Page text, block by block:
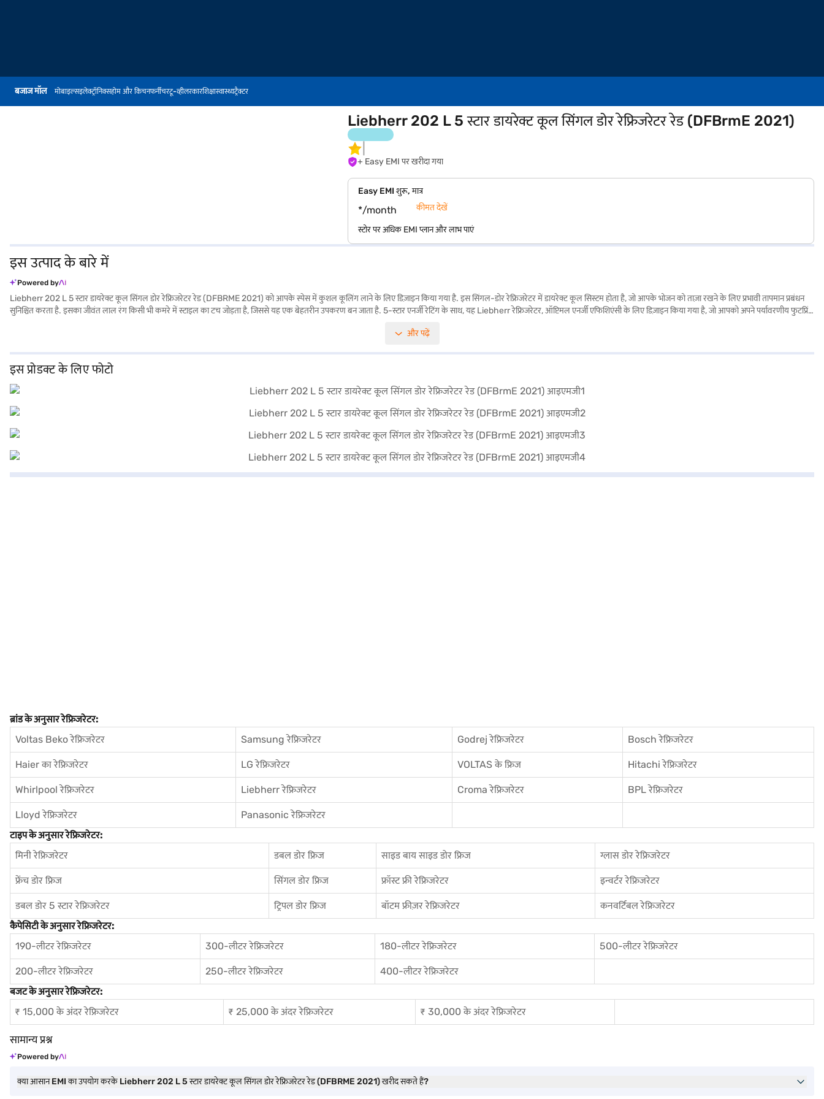
बजाज मॉल मोबाइल्सइलेक्ट्रॉनिक्सहोम और किचनफर्नीचरटू-व्हीलरकारशिक्षास्वास्थ्यट्रैक्टर
Liebherr 202 L 5 स्टार डायरेक्ट कूल सिंगल डोर रेफ्रिजरेटर रेड (DFBrmE 2021)
+ Easy EMI पर खरीदा गया
Easy EMI शुरू, मात्र
*/month कीमत देखें
स्टोर पर अधिक EMI प्लान और लाभ पाएं
इस उत्पाद के बारे में
Powered by
Liebherr 202 L 5 स्टार डायरेक्ट कूल सिंगल डोर रेफ्रिजरेटर रेड (DFBRME 2021) को आपके स्पेस में कुशल कूलिंग लाने के लिए डिज़ाइन किया गया है. इस सिंगल-डोर रेफ्रिजरेटर में डायरेक्ट कूल सिस्टम होता है, जो आपके भोजन को ताज़ा रखने के लिए प्रभावी तापमान प्रबंधन
सुनिश्चित करता है. इसका जीवंत लाल रंग किसी भी कमरे में स्टाइल का टच जोड़ता है, जिससे यह एक बेहतरीन उपकरण बन जाता है. 5-स्टार एनर्जी रेटिंग के साथ, यह Liebherr रेफ्रिजरेटर, ऑप्टिमल एनर्जी एफिशिएंसी के लिए डिज़ाइन किया गया है, जो आपको अपने पर्यावरणीय फुटप्रिंट
देती है. चाहे आप अपने मौजूदा रेफ्रिजरेटर को अपग्रेड करना चाहते हों या नए स्थान के लिए विश्वसनीय कूलिंग सॉल्यूशन की आवश्यकता हो, Liebherr 202 L रेफ्रिजरेटर, परफॉर्मेंस और स्टाइल का बेहतरीन मिश्रण प्रदान करता है. Liebherr 202 L 5 स्टार डायरेक्ट कूल सिंगल डोर
और पढ़ें
इस प्रोडक्ट के लिए फोटो
ब्रांड के अनुसार रेफ्रिजरेटर:
Voltas Beko रेफ्रिजरेटर
Samsung रेफ्रिजरेटर Godrej रेफ्रिजरेटर Bosch रेफ्रिजरेटर
Haier का रेफ्रिजरेटर LG रेफ्रिजरेटर VOLTAS के फ्रिज Hitachi रेफ्रिजरेटर
Whirlpool रेफ्रिजरेटर Liebherr रेफ्रिजरेटर Croma रेफ्रिजरेटर BPL रेफ्रिजरेटर
Lloyd रेफ्रिजरेटर
Panasonic रेफ्रिजरेटर
टाइप के अनुसार रेफ्रिजरेटर:
मिनी रेफ्रिजरेटर
डबल डोर फ्रिज साइड बाय साइड डोर फ्रिज ग्लास डोर रेफ्रिजरेटर
फ्रेंच डोर फ्रिज सिंगल डोर फ्रिज फ्रॉस्ट फ्री रेफ्रिजरेटर इन्वर्टर रेफ्रिजरेटर
डबल डोर 5 स्टार रेफ्रिजरेटर ट्रिपल डोर फ्रिज बॉटम फ्रीज़र रेफ्रिजरेटर
कनवर्टिबल रेफ्रिजरेटर
कैपेसिटी के अनुसार रेफ्रिजरेटर:
190-लीटर रेफ्रिजरेटर
300-लीटर रेफ्रिजरेटर 180-लीटर रेफ्रिजरेटर 500-लीटर रेफ्रिजरेटर
200-लीटर रेफ्रिजरेटर 250-लीटर रेफ्रिजरेटर
400-लीटर रेफ्रिजरेटर
बजट के अनुसार रेफ्रिजरेटर:
₹ 15,000 के अंदर रेफ्रिजरेटर
₹ 25,000 के अंदर रेफ्रिजरेटर ₹ 30,000 के अंदर रेफ्रिजरेटर
सामान्य प्रश्न
Powered by
क्या आसान EMI का उपयोग करके Liebherr 202 L 5 स्टार डायरेक्ट कूल सिंगल डोर रेफ्रिजरेटर रेड (DFBRME 2021) खरीद सकते हैं?